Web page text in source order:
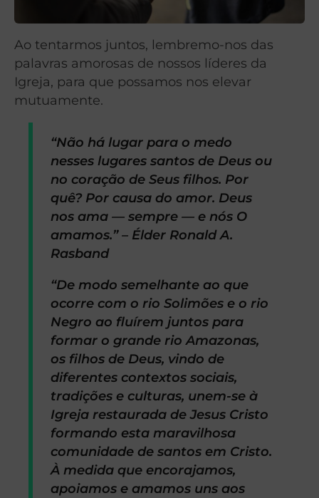
Ao tentarmos juntos, lembremo-nos das
palavras amorosas de nossos líderes da
Igreja, para que possamos nos elevar
mutuamente.
“Não há lugar para o medo
nesses lugares santos de Deus ou
no coração de Seus filhos. Por
quê? Por causa do amor. Deus
nos ama — sempre — e nós O
amamos.” – Élder Ronald A.
Rasband
“De modo semelhante ao que
ocorre com o rio Solimões e o rio
Negro ao fluírem juntos para
formar o grande rio Amazonas,
os filhos de Deus, vindo de
diferentes contextos sociais,
tradições e culturas, unem-se à
Igreja restaurada de Jesus Cristo
formando esta maravilhosa
comunidade de santos em Cristo.
À medida que encorajamos,
apoiamos e amamos uns aos